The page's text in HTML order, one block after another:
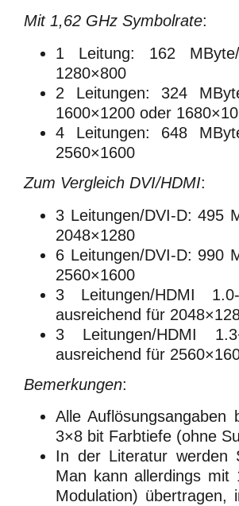
Mit 1,62 GHz Symbolrate:
1 Leitung: 162
1280×800
2 Leitungen: 324
1600×1200 oder
4 Leitungen: 648
2560×1600
Zum Vergleich DVI/HDMI:
3 Leitungen/DVI-D: 495
2048×1280
6 Leitungen/DVI-D: 990
2560×1600
3 Leitungen/HDMI
ausreichend für
3 Leitungen/HDMI
ausreichend für
Bemerkungen:
Alle
3×8 bit Farbtiefe (ohne
In der Literatur werden
Man kann allerdings
Modulation) übertragen,